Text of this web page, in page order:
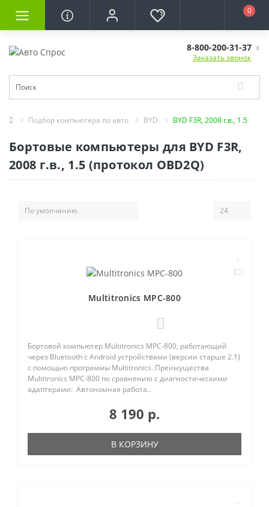
0
8-800-200-31-37
Заказать звонок
Подбор компьютера по авто BYD BYD F3R, 2008 г.в., 1.5
Бортовые компьютеры для BYD F3R,
2008 г.в., 1.5 (протокол OBD2Q)
Multitronics MPC-800
Бортовой компьютер Multitronics MPC-800, работающий
через Bluetooth с Android устройствами (версии старше 2.1)
с помощью программы Multitronics. Преимущества
Multitronics MPC-800 по сравнению с диагностическими
адаптерами: Автономная работа..
8 190 р.
В КОРЗИНУ